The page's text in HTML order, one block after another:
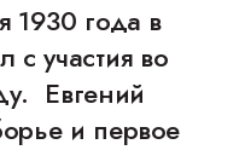
1930 года в
участия во
Евгений
и первое